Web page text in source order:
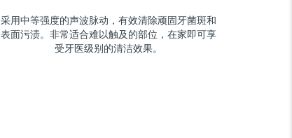
采用中等强度的声波脉动，有效清除顽固牙菌斑和
表面污渍。非常适合难以触及的部位，在家即可享
受牙医级别的清洁效果。